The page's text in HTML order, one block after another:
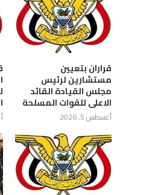
قراران بتعيين
مستشارين لرئيس
مجلس القيادة القائد
الاعلى للقوات المسلحة
أغسطس 5, 2026